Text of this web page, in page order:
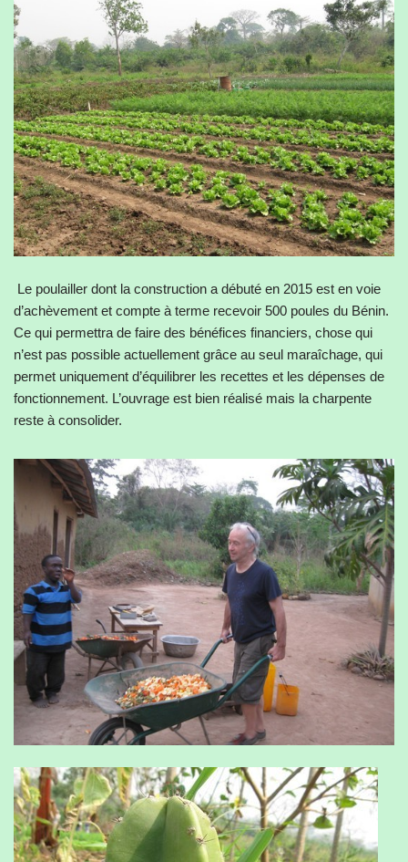
Le poulailler dont la construction a débuté en 2015 est en voie
d’achèvement et compte à terme recevoir 500 poules du Bénin.
Ce qui permettra de faire des bénéfices financiers, chose qui
n’est pas possible actuellement grâce au seul maraîchage, qui
permet uniquement d’équilibrer les recettes et les dépenses de
fonctionnement. L’ouvrage est bien réalisé mais la charpente
reste à consolider.